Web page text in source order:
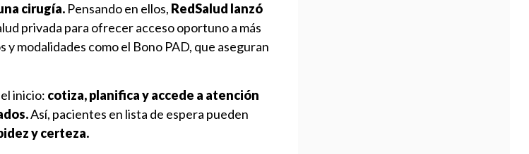
cirugía. Pensando en ellos, RedSalud lanzó
privada para ofrecer acceso oportuno a más
modalidades como el Bono PAD, que aseguran
inicio: cotiza, planifica y accede a atención
Así, pacientes en lista de espera pueden
y certeza.